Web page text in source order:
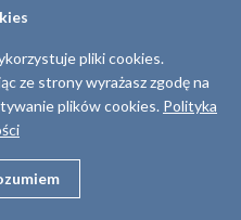
pliki cookies.
ze strony wyrażasz zgodę na
plików cookies. Polityka